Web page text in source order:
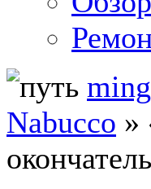
Nabucco »